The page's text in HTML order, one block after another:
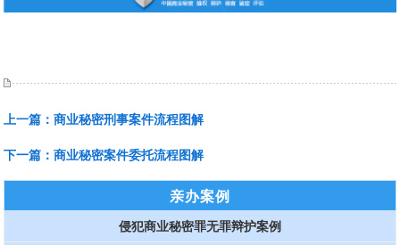
上一篇：商业秘密刑事案件流程图解
下一篇：商业秘密案件委托流程图解
亲办案例
侵犯商业秘密罪无罪辩护案例